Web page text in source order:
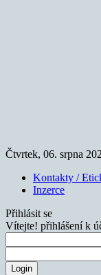
Čtvrtek, 06. srpna
Kontakty /
Inzerce
Přihlásit se
Vítejte! přihlášení k